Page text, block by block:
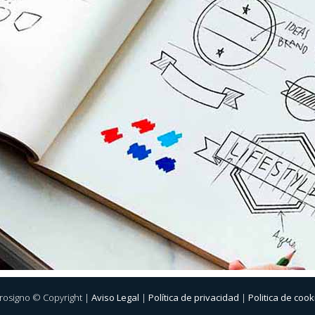
© Copyright | Aviso Legal | Política de privacidad | Politica de